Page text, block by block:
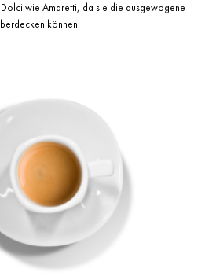
wie Amaretti, da sie die ausgewogene
können.